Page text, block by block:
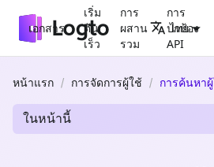
เอกสาร
เริ่ม
ต้น
เร็ว
การ
ผสาน
รวม
การ
ปกป้อง
API
ไทย
หน้าแรก การจัดการผู้ใช้ การค้นหา
ในหน้านี้